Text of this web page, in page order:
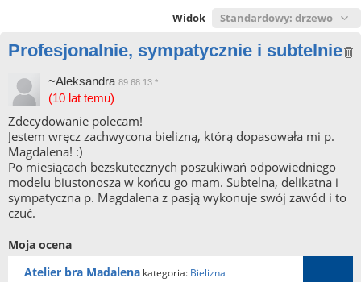
Widok
Profesjonalnie, sympatycznie i subtelnie
~Aleksandra 89.68.13.*
(10 lat temu)
Zdecydowanie polecam!
Jestem wręcz zachwycona bielizną, którą dopasowała mi p.
Magdalena! :)
Po miesiącach bezskutecznych poszukiwań odpowiedniego
modelu biustonosza w końcu go mam. Subtelna, delikatna i
sympatyczna p. Magdalena z pasją wykonuje swój zawód i to
czuć.
Moja ocena
Atelier bra Madalena kategoria: Bielizna